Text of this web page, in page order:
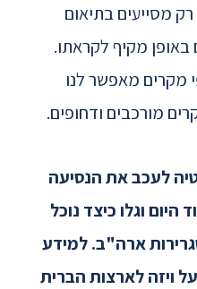
מסייעים בתיאום
באופן מקיף לקראתו.
מקרים מאפשר לנו
מורכבים ודחופים.
לעכב את הנסיעה
וגלו כיצד נוכל
ארה"ב. למידע
ויזה לארצות הברית